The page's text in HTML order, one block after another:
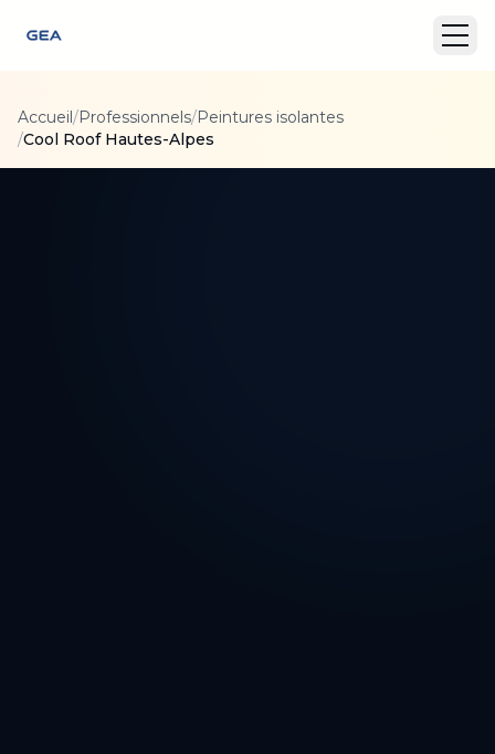
Accueil/Professionnels/Peintures isolantes
/Cool Roof Hautes-Alpes